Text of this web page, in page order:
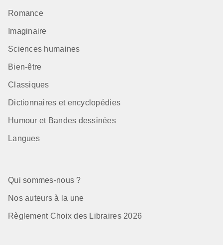
Romance
Imaginaire
Sciences humaines
Bien-être
Classiques
Dictionnaires et encyclopédies
Humour et Bandes dessinées
Langues
Qui sommes-nous ?
Nos auteurs à la une
Règlement Choix des Libraires 2026